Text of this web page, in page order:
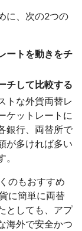
に、次の2つの
ートを動きをチ
チして比較する
トな外貨両替レ
ケットレートに
銀行、両替所で
が多ければ多い
のもおすすめ
に簡単に両替
としても、アプ
海外で安全かつ